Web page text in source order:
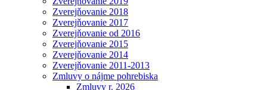
Zverejňovanie 2018
Zverejňovanie 2017
Zverejňovanie od 2016
Zverejňovanie 2015
Zverejňovanie 2014
Zverejňovanie 2011-2013
Zmluvy o nájme pohrebiska
Zmluvy r. 2026